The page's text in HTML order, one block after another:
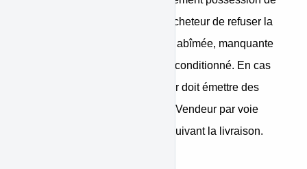
ces biens. Il est conseillé à l’Acheteur de refuser la
livraison si la marchandise est abîmée, manquante
ou si le colis a été ouvert ou reconditionné. En cas
de perte ou d’avarie, l’Acheteur doit émettre des
réserves écrites adressées au Vendeur par voie
électronique dans les 3 jours suivant la livraison.